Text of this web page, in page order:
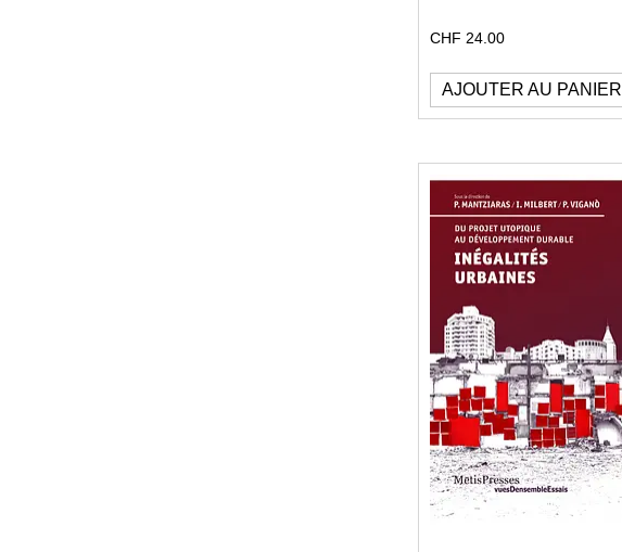
CHF 24.00
AJOUTER AU PANIER